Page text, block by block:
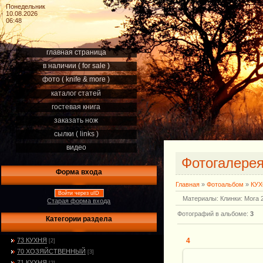
Понедельник
10.08.2026
06:48
главная страница
в наличии ( for sale )
фото ( knife & more )
каталог статей
гостевая книга
заказать нож
сылки ( links )
видео
Форма входа
Войти через uID
Старая форма входа
Категории раздела
73 КУХНЯ [2]
70 ХОЗЯЙСТВЕННЫЙ [3]
Главная » Фотоальбом »
Материалы: Клинки: Mora
Фотографий в альбоме: 3
4